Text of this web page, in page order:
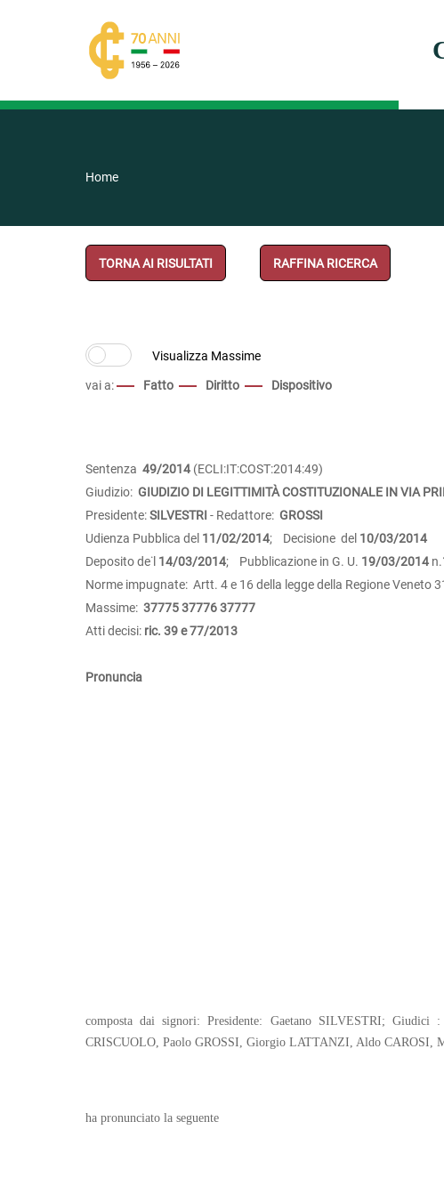
Home
TORNA AI RISULTATI RAFFINA RICERCA
vai a: Fatto Diritto Dispositivo
Sentenza 49/2014 (ECLI:IT:COST:2014:49)
Giudizio: GIUDIZIO DI LEGITTIMITÀ COSTITUZIONALE IN VIA
Presidente:SILVESTRI - Redattore: GROSSI
Udienza Pubblica del 11/02/2014; Decisione del 10/03/2014
Deposito de˙l 14/03/2014; Pubblicazione in G. U. 19/03/2014 n.
Norme impugnate: Artt. 4 e 16 della legge della Regione Veneto
Massime: 377753777637777
Atti decisi: ric. 39 e 77/2013
Pronuncia
composta dai signori: Presidente: Gaetano SILVESTRI;
CRISCUOLO, Paolo GROSSI, Giorgio LATTANZI, Aldo CAROSI,
ha pronunciato la seguente